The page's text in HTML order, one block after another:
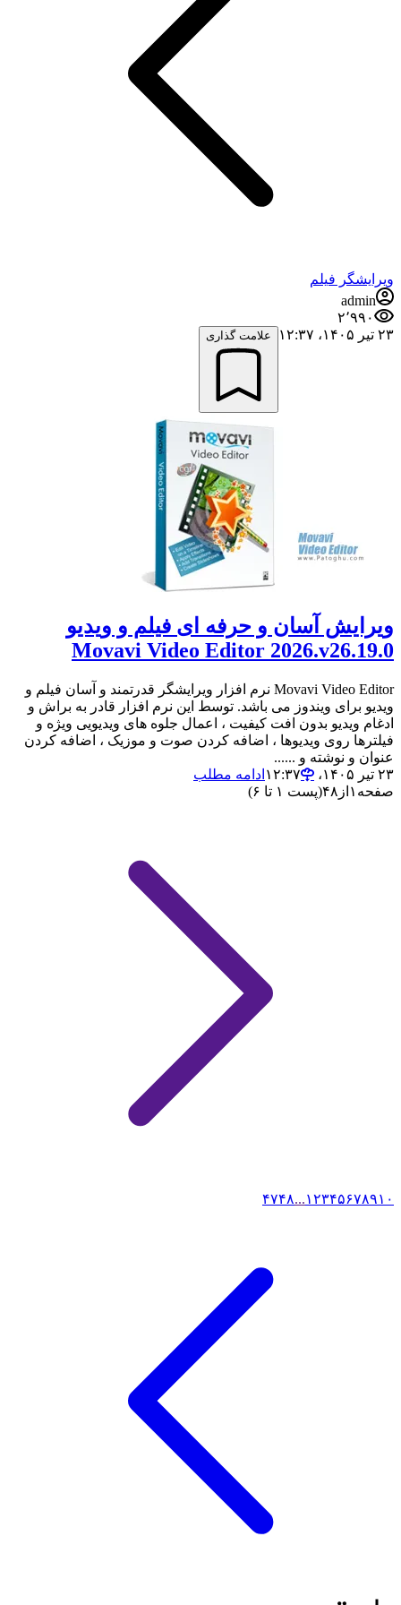
ویرایشگر فیلم
admin
۲٬۹۹۰
۲۳ تیر ۱۴۰۵،‏ ۱۲:۳۷
علامت گذاری
ویرایش آسان و حرفه ای فیلم و ویدیو
Movavi Video Editor 2026.v26.19.0
Movavi Video Editor نرم افزار ویرایشگر قدرتمند و آسان فیلم و
ویدیو برای ویندوز می باشد. توسط این نرم افزار قادر به براش و
ادغام ویدیو بدون افت کیفیت ، اعمال جلوه های ویدیویی ویژه و
فیلترها روی ویدیوها ، اضافه کردن صوت و موزیک ، اضافه کردن
عنوان و نوشته و ......
۲۳ تیر ۱۴۰۵،‏ ۱۲:۳۷
ادامه مطلب
صفحه ۱ از ۴۸(پست ۱ تا ۶)
۱۲۳۴۵۶۷۸۹۱۰ ... ۴۷۴۸